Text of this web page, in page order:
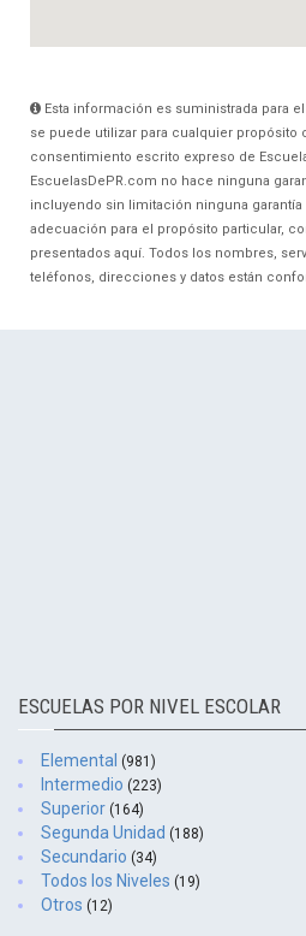
Esta información es suministrada para
se puede utilizar para cualquier propósito
consentimiento escrito expreso de
EscuelasDePR.com no hace ninguna
incluyendo sin limitación ninguna
adecuación para el propósito particular,
presentados aquí. Todos los nombres,
teléfonos, direcciones y datos están
ESCUELAS POR NIVEL ESCOLAR
Elemental (981)
Intermedio (223)
Superior (164)
Segunda Unidad (188)
Secundario (34)
Todos los Niveles (19)
Otros (12)